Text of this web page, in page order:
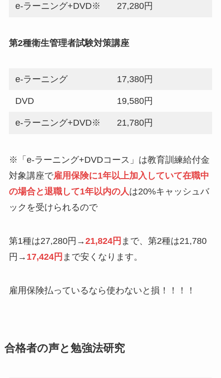
e-ラーニング+DVD※ 27,280円
第2種衛生管理者試験対策講座
e-ラーニング 17,380円
DVD 19,580円
e-ラーニング+DVD※ 21,780円
※「e-ラーニング+DVDコース」は教育訓練給付金
対象講座で雇用保険に1年以上加入していて在職中
の場合と退職して1年以内の人は20%キャッシュバ
ックを受けられるので
第1種は27,280円→21,824円 まで、第2種は21,780
円→ 17,424円 まで安くなります。
雇用保険払っているなら使わないと損！！！！
合格者の声と勉強法研究